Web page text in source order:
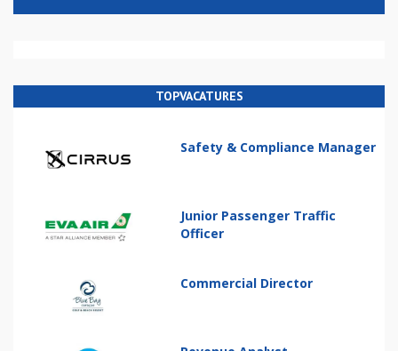
TOPVACATURES
Safety & Compliance Manager
Junior Passenger Traffic
Officer
Commercial Director